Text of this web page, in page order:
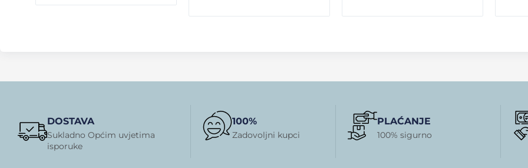
DOSTAVA
Sukladno Općim uvjetima
isporuke
100%
Zadovoljni kupci
PLAĆANJE
100% sigurno